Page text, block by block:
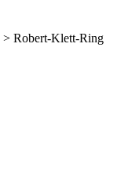
> Robert-Klett-Ring